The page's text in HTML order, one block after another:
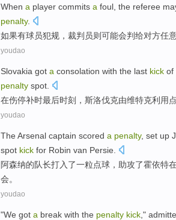
When a player commits a foul, the referee
penalty.
如果有球员犯规 ， 裁判员则可能会判给对方任
youdao
Slovakia got a consolation with the last kick of
penalty spot.
在伤停补时最后时刻 ， 斯洛伐克由维特克利用
youdao
The Arsenal captain scored a penalty, set up
spot kick for Robin van Persie
阿森纳的队长打入了一粒点球 ， 助攻了霍依特
会。
youdao
"We got a break with the penalty kick ,"